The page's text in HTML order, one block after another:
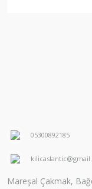
05300892185
Mareşal Çakmak,